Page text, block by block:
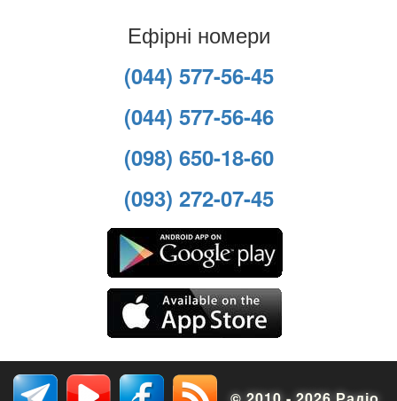
Ефірні номери
(044) 577-56-45
(044) 577-56-46
(098) 650-18-60
(093) 272-07-45